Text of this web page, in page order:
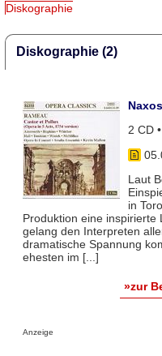
Diskographie
Diskographie (2)
2 CD
Laut
in
Produktion eine inspirierte
gelang den Interpreten
dramatische Spannung
ehesten im [...]
»zur
Anzeige